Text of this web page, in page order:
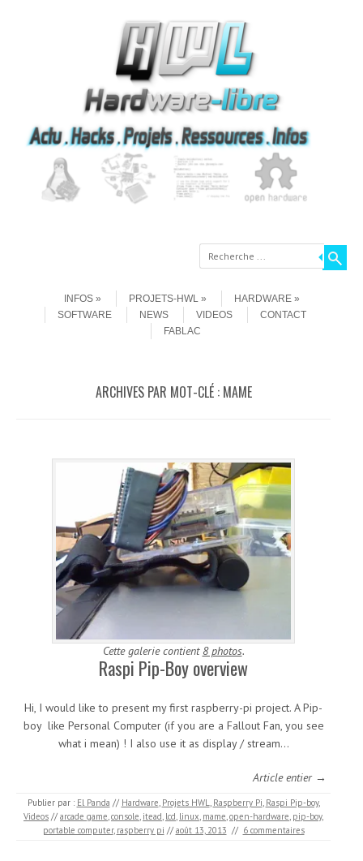
Recherche
INFOS
PROJETS-HWL
HARDWARE
SOFTWARE
NEWS VIDEOS
CONTACT
FABLAC
ARCHIVES PAR MOT-CLÉ : MAME
Cette galerie contient 8 photos.
Raspi Pip-Boy overview
Hi, I would like to present my first raspberry-pi project. A Pip-
boy like Personal Computer (if you are a Fallout Fan, you see
what i mean) ! I also use it as display / stream…
Article entier →
Publier par : El Panda // Hardware Projets HWL Raspberry Pi Raspi Pip-boy,
Videos // arcade game console itead lcd linux mame open-hardware pip-boy,
portable computer, raspberry pi // août 13, 2013 // 6 commentaires